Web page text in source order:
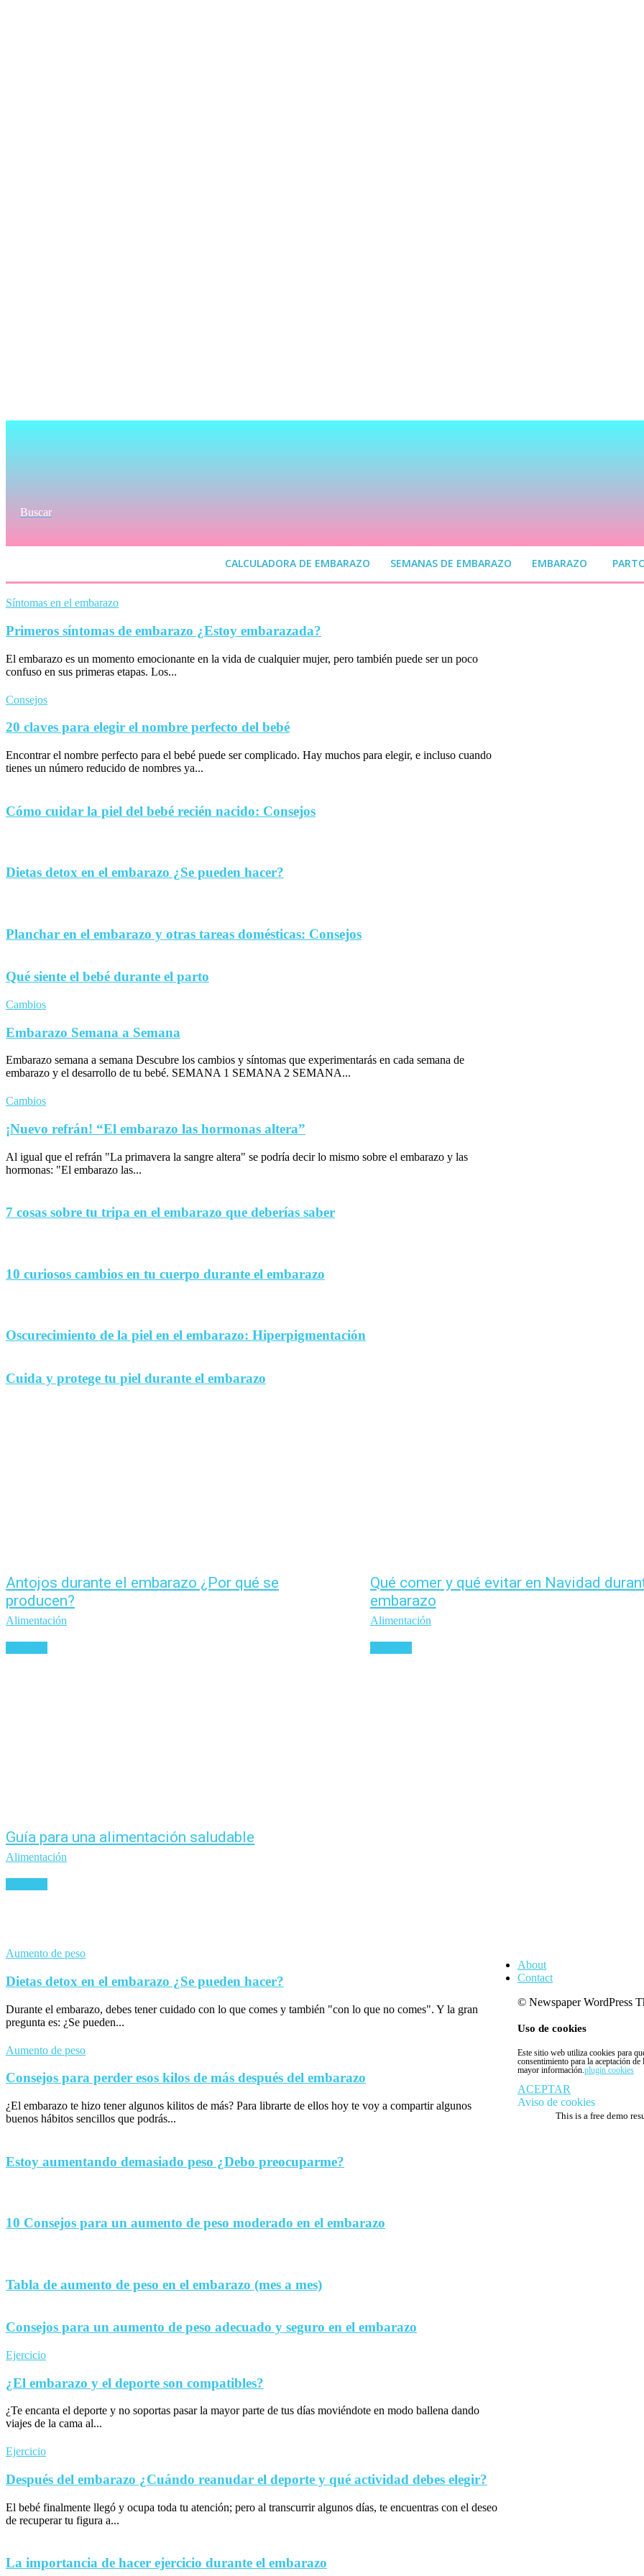
Buscar
CALCULADORA DE EMBARAZO SEMANAS DE EMBARAZO EMBARAZO
Síntomas en el embarazo
Primeros síntomas de embarazo ¿Estoy embarazada?
El embarazo es un momento emocionante en la vida de cualquier mujer, pero también puede ser un poco
confuso en sus primeras etapas. Los...
Consejos
20 claves para elegir el nombre perfecto del bebé
Encontrar el nombre perfecto para el bebé puede ser complicado. Hay muchos para elegir, e incluso cuando
tienes un número reducido de nombres ya...
Cómo cuidar la piel del bebé recién nacido: Consejos
Dietas detox en el embarazo ¿Se pueden hacer?
Planchar en el embarazo y otras tareas domésticas: Consejos
Qué siente el bebé durante el parto
Cambios
Embarazo Semana a Semana
Embarazo semana a semana Descubre los cambios y síntomas que experimentarás en cada semana de
embarazo y el desarrollo de tu bebé. SEMANA 1 SEMANA 2 SEMANA...
Cambios
¡Nuevo refrán! “El embarazo las hormonas altera”
Al igual que el refrán "La primavera la sangre altera" se podría decir lo mismo sobre el embarazo y las
hormonas: "El embarazo las...
7 cosas sobre tu tripa en el embarazo que deberías saber
10 curiosos cambios en tu cuerpo durante el embarazo
Oscurecimiento de la piel en el embarazo: Hiperpigmentación
Cuida y protege tu piel durante el embarazo
Antojos durante el embarazo ¿Por qué se
producen?
Alimentación
Qué comer y qué evitar en Navidad
embarazo
Alimentación
Guía para una alimentación saludable
Alimentación
Aumento de peso
Dietas detox en el embarazo ¿Se pueden hacer?
Durante el embarazo, debes tener cuidado con lo que comes y también "con lo que no comes". Y la gran
pregunta es: ¿Se pueden...
Aumento de peso
Consejos para perder esos kilos de más después del embarazo
¿El embarazo te hizo tener algunos kilitos de más? Para librarte de ellos hoy te voy a compartir algunos
buenos hábitos sencillos que podrás...
Estoy aumentando demasiado peso ¿Debo preocuparme?
10 Consejos para un aumento de peso moderado en el embarazo
Tabla de aumento de peso en el embarazo (mes a mes)
Consejos para un aumento de peso adecuado y seguro en el embarazo
Ejercicio
¿El embarazo y el deporte son compatibles?
¿Te encanta el deporte y no soportas pasar la mayor parte de tus días moviéndote en modo ballena dando
viajes de la cama al...
Ejercicio
Después del embarazo ¿Cuándo reanudar el deporte y qué actividad debes elegir?
El bebé finalmente llegó y ocupa toda tu atención; pero al transcurrir algunos días, te encuentras con el deseo
de recuperar tu figura a...
La importancia de hacer ejercicio durante el embarazo
About
Contact
© Newspaper WordPress
Uso de cookies
Este sitio web utiliza cookies para
consentimiento para la aceptación
mayor información.plugin cookies
ACEPTAR
Aviso de cookies
This is a free demo